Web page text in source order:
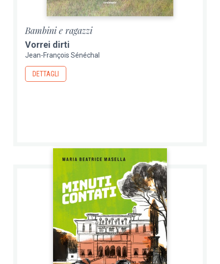
Bambini e ragazzi
Vorrei dirti
Jean-François Sénéchal
DETTAGLI